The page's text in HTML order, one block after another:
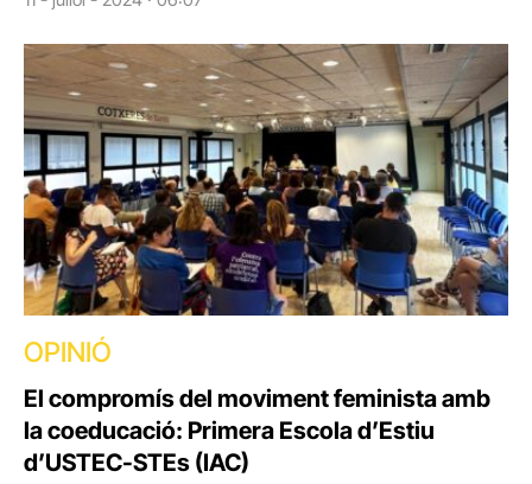
OPINIÓ
El compromís del moviment feminista amb
la coeducació: Primera Escola d’Estiu
d’USTEC-STEs (IAC)